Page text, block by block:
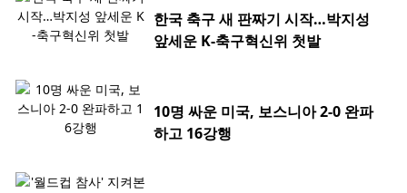
한국 축구 새 판짜기 시작…박지성
앞세운 K-축구혁신위 첫발
10명 싸운 미국, 보스니아 2-0 완파
하고 16강행